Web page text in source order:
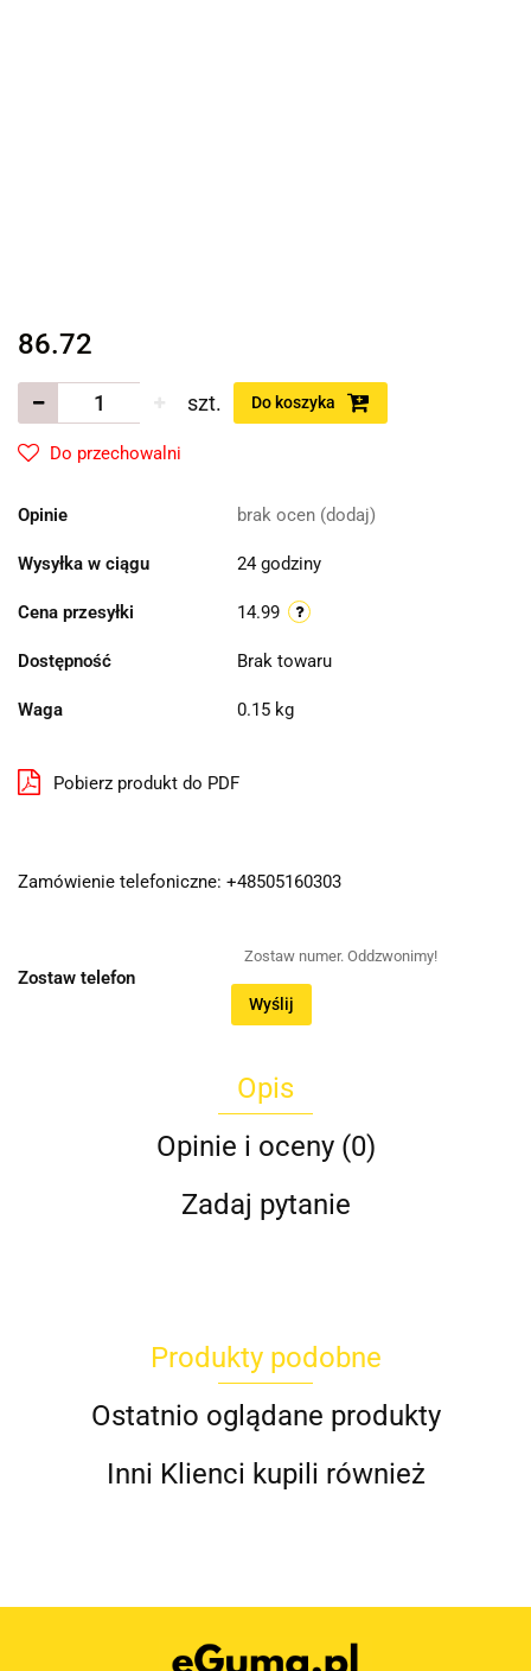
86.72
szt. Do koszyka
Do przechowalni
Opinie brak ocen (dodaj)
Wysyłka w ciągu 24 godziny
Cena przesyłki 14.99
Dostępność Brak towaru
Waga 0.15 kg
Pobierz produkt do PDF
Zamówienie telefoniczne: +48505160303
Zostaw telefon
Wyślij
Opis
Opinie i oceny (0)
Zadaj pytanie
Produkty podobne
Ostatnio oglądane produkty
Inni Klienci kupili również